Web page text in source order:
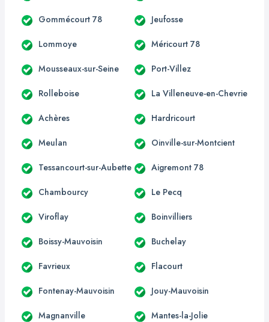
Gommécourt 78 Jeufosse
Lommoye Méricourt 78
Mousseaux-sur-Seine Port-Villez
Rolleboise La Villeneuve-en-Chevrie
Achères Hardricourt
Meulan Oinville-sur-Montcient
Tessancourt-sur-Aubette Aigremont 78
Chambourcy Le Pecq
Viroflay Boinvilliers
Boissy-Mauvoisin Buchelay
Favrieux Flacourt
Fontenay-Mauvoisin Jouy-Mauvoisin
Magnanville Mantes-la-Jolie